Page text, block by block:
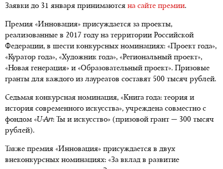
Заявки до 31 января принимаются на сайте премии.
Премия «Инновация» присуждается за проекты,
реализованные в 2017 году на территории Российской
Федерации, в шести конкурсных номинациях: «Проект года»,
«Куратор года», «Художник года», «Региональный проект»,
«Новая генерация» и «Образовательный проект». Призовые
гранты для каждого из лауреатов составят 500 тысяч рублей.
Седьмая конкурсная номинация, «Книга года: теория и
история современного искусства», учреждена совместно с
фондом «U-Art: Ты и искусство» (призовой грант — 300 тысяч
рублей).
Также премия «Инновация» присуждается в двух
внеконкурсных номинациях: «За вклад в развитие